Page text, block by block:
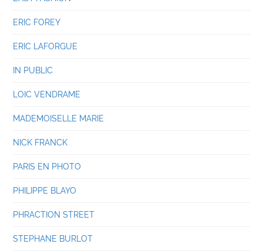
ERIC FOREY
ERIC LAFORGUE
IN PUBLIC
LOIC VENDRAME
MADEMOISELLE MARIE
NICK FRANCK
PARIS EN PHOTO
PHILIPPE BLAYO
PHRACTION STREET
STEPHANE BURLOT